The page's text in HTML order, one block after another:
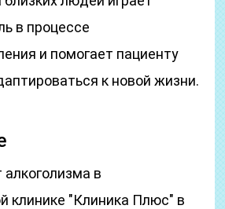
в процессе
и помогает пациенту
к новой жизни.
в
клинике "Клиника Плюс" в